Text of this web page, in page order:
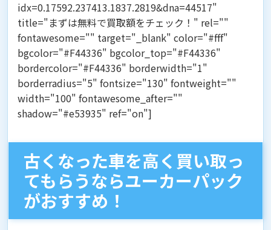
idx=0.17592.237413.1837.2819&dna=44517"
title="まずは無料で買取額をチェック！" rel=""
fontawesome="" target="_blank" color="#fff"
bgcolor="#F44336" bgcolor_top="#F44336"
bordercolor="#F44336" borderwidth="1"
borderradius="5" fontsize="130" fontweight=""
width="100" fontawesome_after=""
shadow="#e53935" ref="on"]
古くなった車を高く買い取っ
てもらうならユーカーパック
がおすすめ！